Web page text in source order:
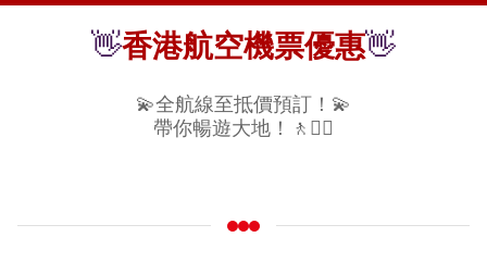
👋香港航空機票優惠👋
💫全航線至抵價預訂！💫
帶你暢遊大地！🚶🚶‍♀️